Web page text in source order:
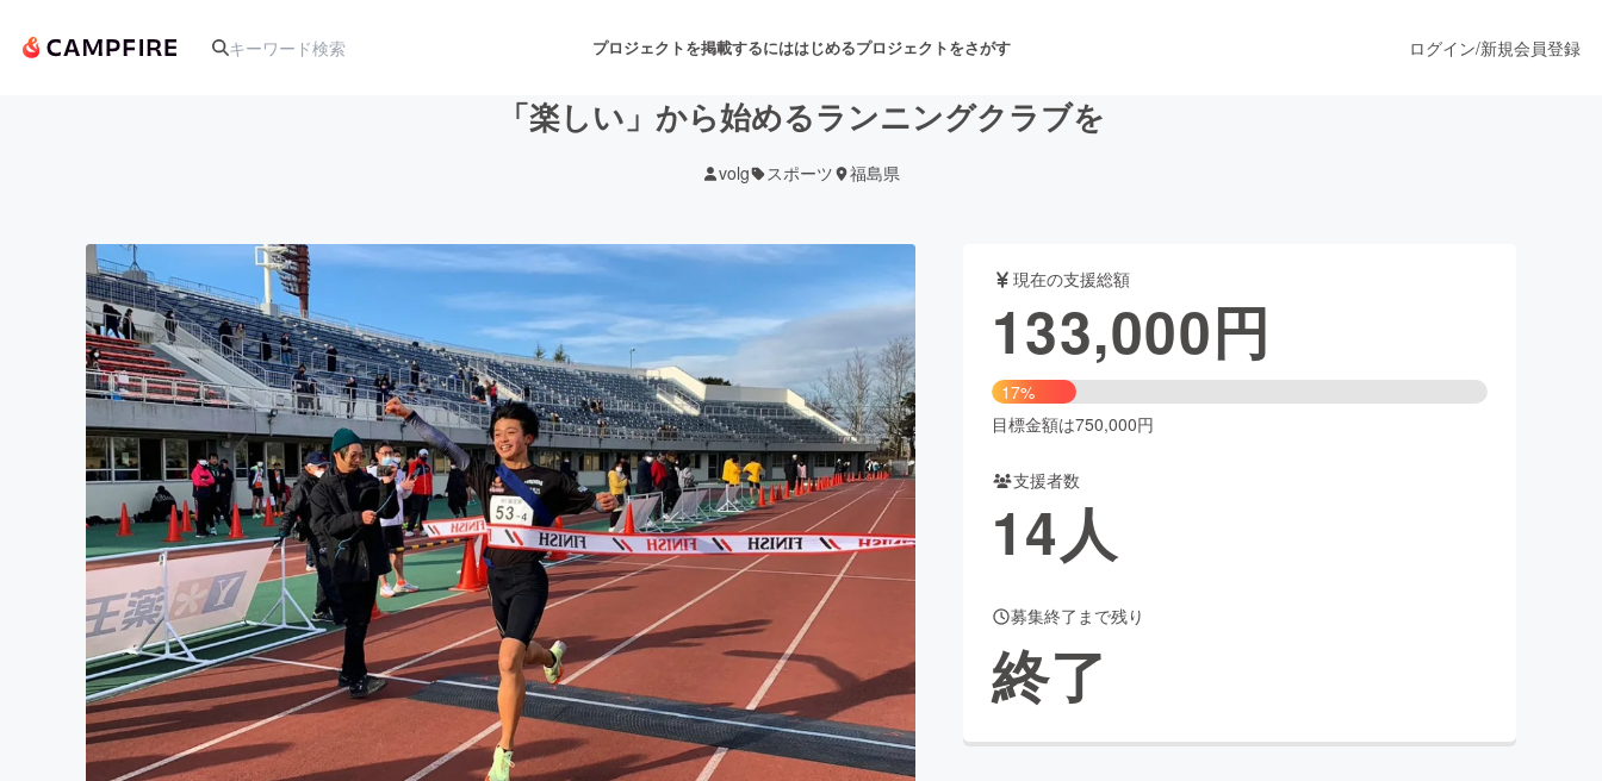
プロジェクトを掲載するにははじめるプロジェクトをさがす
アート・写真 音楽 舞台・パフォーマンス
テクノロジー・ガジェット ゲーム・サービス開発 フード・飲食店 ファッション
映像・映画 書籍・雑誌出版 アニメ・漫画
ビジネス・起業 チャレンジ ビューティー・ヘルスケア
まちづくり・地域活性化
CAMPFIRE for Social Good
CAMPFIREふるさと納税machi-ya コミュニティ
ログイン/新規会員登録
「楽しい」から始めるランニングクラブを
volg スポーツ 福島県
現在の支援総額
133,000円
17%
目標金額は750,000円
支援者数
14人
募集終了まで残り
終了